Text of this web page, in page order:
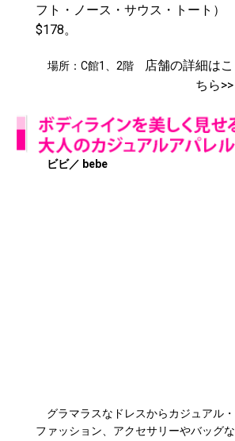
フト・ノース・サウス・トート）
$178。
場所：C館1、2階
店舗の詳細はこ
ちら>>
ビビ／ bebe
グラマラスなドレスからカジュアル・
ファッション、アクセサリーやバッグな